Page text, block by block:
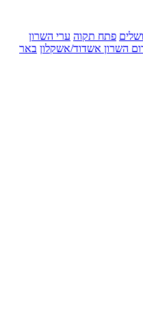
פתח תקוה ערי השרון
אשדוד/אשקלון באר